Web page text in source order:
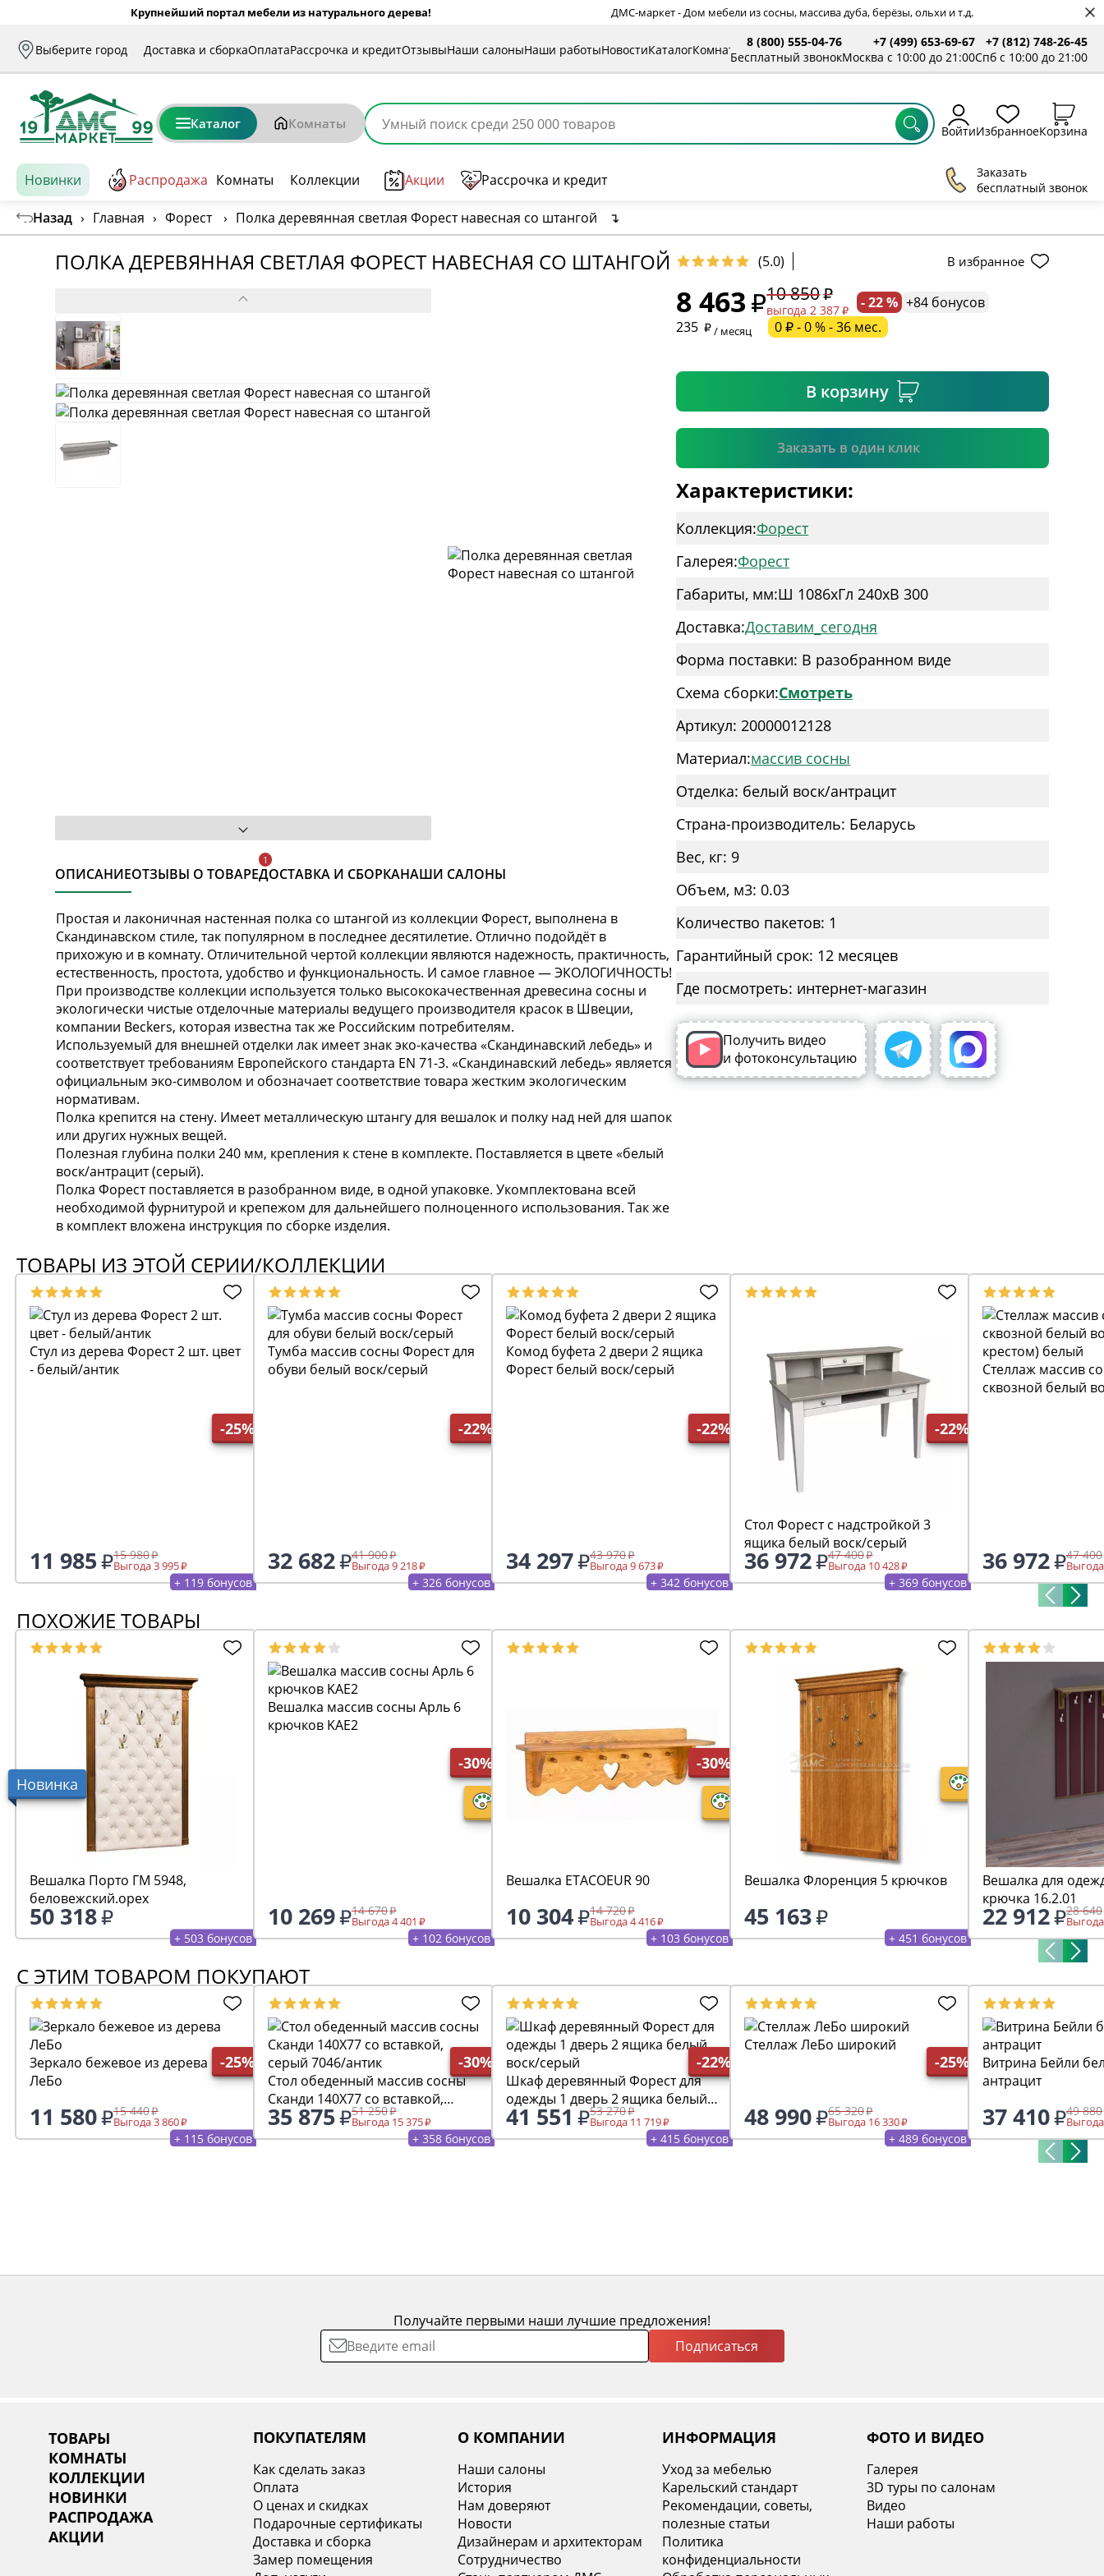
Крупнейший портал мебели из натурального дерева! ДМС-маркет - Дом мебели из сосны, массива дуба, берёзы, ольхи и т.д.
Выберите город Доставка и сборкаОплатаРассрочка и кредитОтзывыНаши салоныНаши работыНовостиКаталогКомнаты
8 (800) 555-04-76
Бесплатный звонок
+7 (499) 653-69-67
Москва с 10:00 до 21:00
+7 (812) 748-26-45
Спб с 10:00 до 21:00
Каталог Комнаты ВойтиИзбранноеКорзина
Новинки Распродажа Комнаты Коллекции Акции Рассрочка и кредит
Заказать
бесплатный звонок
Назад › Главная › Форест › Полка деревянная светлая Форест навесная со штангой ↴
ПОЛКА ДЕРЕВЯННАЯ СВЕТЛАЯ ФОРЕСТ НАВЕСНАЯ СО ШТАНГОЙ (5.0) В избранное
ОПИСАНИЕОТЗЫВЫ О ТОВАРЕДОСТАВКА И СБОРКАНАШИ САЛОНЫ
Простая и лаконичная настенная полка со штангой из коллекции Форест, выполнена в
Скандинавском стиле, так популярном в последнее десятилетие. Отлично подойдёт в
прихожую и в комнату. Отличительной чертой коллекции являются надежность, практичность,
естественность, простота, удобство и функциональность. И самое главное — ЭКОЛОГИЧНОСТЬ!
При производстве коллекции используется только высококачественная древесина сосны и
экологически чистые отделочные материалы ведущего производителя красок в Швеции,
компании Beckers, которая известна так же Российским потребителям.
Используемый для внешней отделки лак имеет знак эко-качества «Скандинавский лебедь» и
соответствует требованиям Европейского стандарта EN 71-3. «Скандинавский лебедь» является
официальным эко-символом и обозначает соответствие товара жестким экологическим
нормативам.
Полка крепится на стену. Имеет металлическую штангу для вешалок и полку над ней для шапок
или других нужных вещей.
Полезная глубина полки 240 мм, крепления к стене в комплекте. Поставляется в цвете «белый
воск/антрацит (серый).
Полка Форест поставляется в разобранном виде, в одной упаковке. Укомплектована всей
необходимой фурнитурой и крепежом для дальнейшего полноценного использования. Так же
в комплект вложена инструкция по сборке изделия.
8 463 10 850
выгода 2 387 - 22 % +84 бонусов
235
/ месяц 0 ₽ - 0 % - 36 мес.
В корзину
Заказать в один клик
* необязательное поле
Подтвердить
Характеристики:
Коллекция:Форест
Галерея:Форест
Габариты, мм:Ш 1086xГл 240xВ 300
Доставка:Доставим_сегодня
Форма поставки: В разобранном виде
Схема сборки:Смотреть
Артикул: 20000012128
Материал:массив сосны
Отделка: белый воск/антрацит
Страна-производитель: Беларусь
Вес, кг: 9
Объем, м3: 0.03
Количество пакетов: 1
Гарантийный срок: 12 месяцев
Где посмотреть: интернет-магазин
Получить видео
и фотоконсультацию
ТОВАРЫ ИЗ ЭТОЙ СЕРИИ/КОЛЛЕКЦИИ
-25%
Стул из дерева Форест 2 шт. цвет
- белый/антик
11 985 15 980
Выгода 3 995
+ 119 бонусов
-22%
Тумба массив сосны Форест для
обуви белый воск/серый
32 682 41 900
Выгода 9 218
+ 326 бонусов
-22%
Комод буфета 2 двери 2 ящика
Форест белый воск/серый
34 297 43 970
Выгода 9 673
+ 342 бонусов
-22%
Стол Форест с надстройкой 3
ящика белый воск/серый
36 972 47 400
Выгода 10 428
+ 369 бонусов
Стеллаж массив
сквозной белый
36 972 47 400
ПОХОЖИЕ ТОВАРЫ
Новинка
Вешалка Порто ГМ 5948,
беловежский.орех
50 318
+ 503 бонусов
-30%
Вешалка массив сосны Арль 6
крючков KAE2
10 269 14 670
Выгода 4 401
+ 102 бонусов
-30%
Вешалка ETACOEUR 90
10 304 14 720
Выгода 4 416
+ 103 бонусов
Вешалка Флоренция 5 крючков
45 163
+ 451 бонусов
Вешалка для
крючка 16.2.01
22 912 28 640
С ЭТИМ ТОВАРОМ ПОКУПАЮТ
-25%
Зеркало бежевое из дерева
ЛеБо
11 580 15 440
Выгода 3 860
+ 115 бонусов
-30%
Стол обеденный массив сосны
Сканди 140Х77 со вставкой,
серый 7046/антик
35 875 51 250
Выгода 15 375
+ 358 бонусов
-22%
Шкаф деревянный Форест для
одежды 1 дверь 2 ящика белый
воск/серый
41 551 53 270
Выгода 11 719
+ 415 бонусов
-25%
Стеллаж ЛеБо широкий
48 990 65 320
Выгода 16 330
+ 489 бонусов
Витрина Бейли
антрацит
37 410 49 880
Получайте первыми наши лучшие предложения!
Подписаться
ТОВАРЫ
КОМНАТЫ
КОЛЛЕКЦИИ
НОВИНКИ
РАСПРОДАЖА
АКЦИИ
ПОКУПАТЕЛЯМ
Как сделать заказ
Оплата
О ценах и скидках
Подарочные сертификаты
Доставка и сборка
Замер помещения
О КОМПАНИИ
Наши салоны
История
Нам доверяют
Новости
Дизайнерам и архитекторам
Сотрудничество
ИНФОРМАЦИЯ
Уход за мебелью
Карельский стандарт
Рекомендации, советы,
полезные статьи
Политика
конфиденциальности
ФОТО И ВИДЕО
Галерея
3D туры по салонам
Видео
Наши работы